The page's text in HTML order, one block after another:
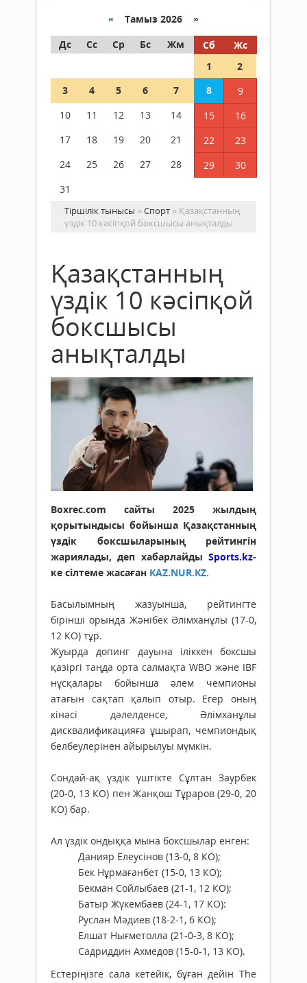
« Тамыз 2026 »
Дс
Сс Ср Бс Жм Сб
Жс
1
2
3
4 5 6 7 8
9
10
11 12 13 14 15
16
17
18 19 20 21 22
23
24
25 26 27 28 29
30
31
Тіршілік тынысы »Спорт » Қазақстанның
үздік 10 кәсіпқой боксшысы анықталды
Қазақстанның
үздік 10 кәсіпқой
боксшысы
анықталды
Boxrec.com сайты 2025 жылдың
қорытындысы бойынша Қазақстанның
үздік боксшыларының рейтингін
жариялады, деп хабарлайды Sports.kz-
ке сілтеме жасаған KAZ.NUR.KZ.
Басылымның жазуынша, рейтингте
бірінші орында Жәнібек Әлімханұлы (17-0,
12 КО) тұр.
Жуырда допинг дауына іліккен боксшы
қазіргі таңда орта салмақта WBO және IBF
нұсқалары бойынша әлем чемпионы
атағын сақтап қалып отыр. Егер оның
кінәсі дәлелденсе, Әлімханұлы
дисквалификацияға ұшырап, чемпиондық
белбеулерінен айырылуы мүмкін.
Сондай-ақ үздік үштікте Сұлтан Заурбек
(20-0, 13 КО) пен Жанқош Тұраров (29-0, 20
КО) бар.
Ал үздік ондыққа мына боксшылар енген:
Данияр Елеусінов (13-0, 8 КО);
Бек Нұрмағанбет (15-0, 13 КО);
Бекман Сойлыбаев (21-1, 12 КО);
Батыр Жүкембаев (24-1, 17 КО):
Руслан Мәдиев (18-2-1, 6 КО);
Елшат Нығметолла (21-0-3, 8 КО);
Садриддин Ахмедов (15-0-1, 13 КО).
Естеріңізге сала кетейік, бұған дейін The